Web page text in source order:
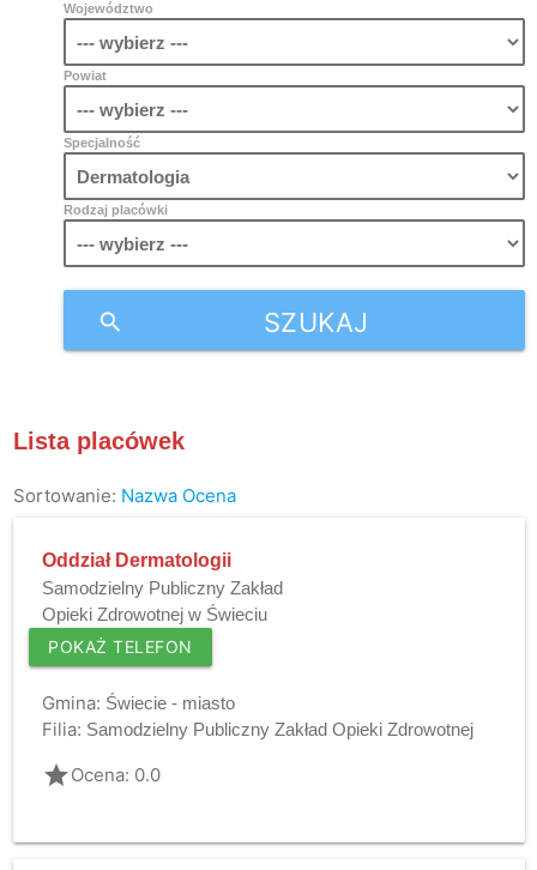
Województwo
Powiat
Specjalność
Rodzaj placówki
SZUKAJ
search
Lista placówek
Sortowanie: Nazwa Ocena
Oddział Dermatologii
Samodzielny Publiczny Zakład
Opieki Zdrowotnej w Świeciu
POKAŻ TELEFON
Gmina: Świecie - miasto
Filia: Samodzielny Publiczny Zakład Opieki Zdrowotnej
gradeOcena: 0.0